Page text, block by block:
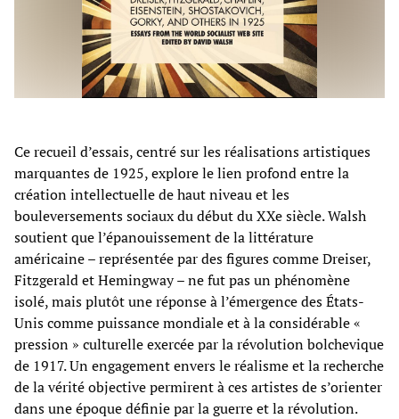
Ce recueil d’essais, centré sur les réalisations artistiques
marquantes de 1925, explore le lien profond entre la
création intellectuelle de haut niveau et les
bouleversements sociaux du début du XXe siècle. Walsh
soutient que l’épanouissement de la littérature
américaine – représentée par des figures comme Dreiser,
Fitzgerald et Hemingway – ne fut pas un phénomène
isolé, mais plutôt une réponse à l’émergence des États-
Unis comme puissance mondiale et à la considérable «
pression » culturelle exercée par la révolution bolchevique
de 1917. Un engagement envers le réalisme et la recherche
de la vérité objective permirent à ces artistes de s’orienter
dans une époque définie par la guerre et la révolution.